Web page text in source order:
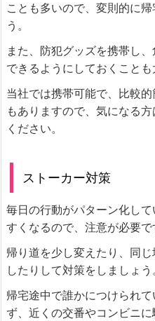
ことも多いので、変則的に
う。
また、防犯グッズを携帯し
できるようにしておくことも
当社では携帯可能で、比較
もありますので、気になる
ください。
ストーカー対策
毎日の行動がパターン化し
すくなるので、注意が必要で
帰り道を少し変えたり、同
したりして対策をしましょう
帰宅途中で誰かにつけられ
ず、近くの交番やコンビニ